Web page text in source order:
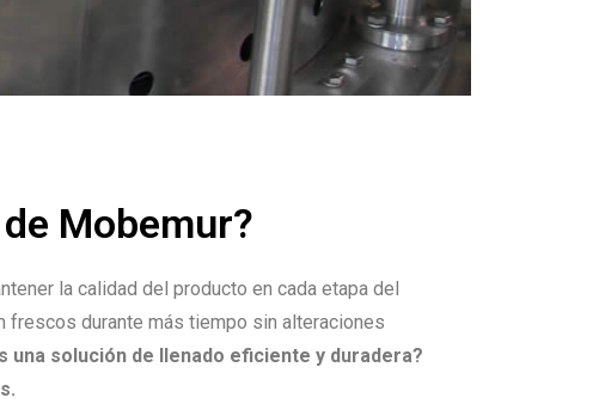
Mobemur?
la calidad del producto en cada etapa del
frescos durante más tiempo sin alteraciones
una solución de llenado eficiente y duradera?